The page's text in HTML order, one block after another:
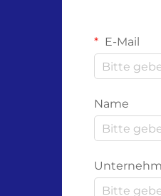
E-Mail
Name